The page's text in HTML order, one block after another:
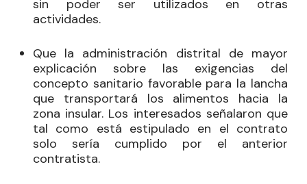
sin poder ser utilizados en otras
actividades.
Que la administración distrital de mayor
explicación sobre las exigencias del
concepto sanitario favorable para la lancha
que transportará los alimentos hacia la
zona insular. Los interesados señalaron que
tal como está estipulado en el contrato
solo sería cumplido por el anterior
contratista.